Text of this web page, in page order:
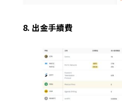
8. 出金手續費